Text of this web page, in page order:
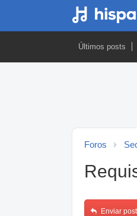
Últimos posts
Foros
Enviar post